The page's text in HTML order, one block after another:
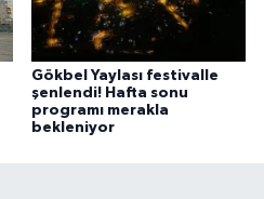
Gökbel Yaylası festivalle
şenlendi! Hafta sonu
programı merakla
bekleniyor